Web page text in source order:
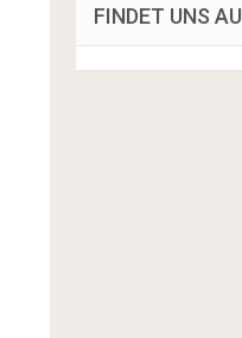
FINDET UNS